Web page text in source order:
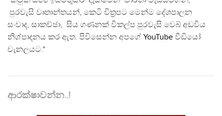
පුරවැසි වෘතාන්තයන්, කෙටි චිත්‍රපට මෙන්ම දේශපාලන
සංවාද, සාකච්ඡා, සිය ගණනක් විකල්ප පුරවැසි වෙබ් අඩවිය
නිශ්පාදනය කර ඇත. පිවිසෙන්න අපගේ YouTube වීඩියෝ
චැනලයට."
ආරක්ෂාවන්න..!